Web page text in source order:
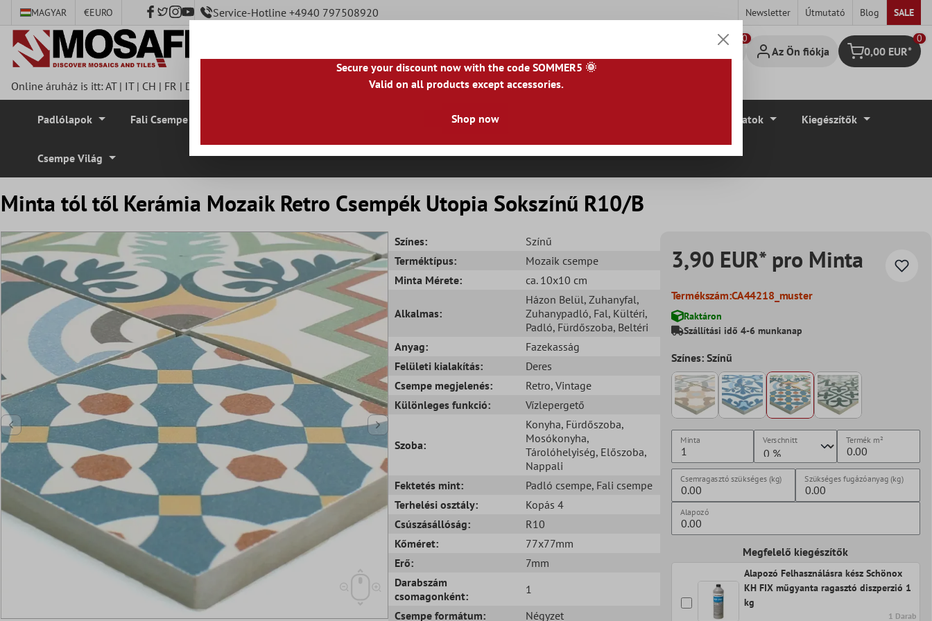
tartalomra
MAGYAR €EURO Service-Hotline +4940 797508920 Newsletter Útmutató Blog SALE
Az Ön fiókja Bevásárló kosár
0
0,00 EUR*
Online áruház is itt:AT| IT| CH | FR | DE |PL|PT|FI|GR|RO|NO|HU|BG|HR|
Padlólapok Fali Csempe Teraszlapok Padlóburkolatok Kiegészítők
Csempe Világ
Minta tól től Kerámia Mozaik Retro Csempék Utopia Sokszínű R10/B
Színes:
Színű
Terméktípus:
Mozaik csempe
Minta Mérete:
ca. 10x10 cm
Alkalmas:
Házon Belül, Zuhanyfal,
Zuhanypadló, Fal, Kültéri,
Padló, Fürdőszoba, Beltéri
Anyag:
Fazekasság
Felületi kialakítás:
Deres
Csempe megjelenés:
Retro, Vintage
Különleges funkció:
Vízlepergető
Szoba:
Konyha, Fürdőszoba,
Mosókonyha,
Tárolóhelyiség, Előszoba,
Nappali
Fektetés mint:
Padló csempe, Fali csempe
Terhelési osztály:
Kopás 4
Csúszásállóság:
R10
Kőméret:
77x77mm
Erő:
7mm
Darabszám
csomagonként:
1
Csempe formátum:
Négyzet
3,90 EUR* pro Minta
Termékszám:CA44218_muster
Raktáron
Szállítási idő 4-6 munkanap
Színes: Színű
Minta Verschnitt Termék m²
Csemragasztó szükséges (kg) Szükséges fugázóanyag (kg)
Alapozó
Megfelelő kiegészítők
Alapozó Felhasználásra kész Schönox
KH FIX műgyanta ragasztó diszperzió 1
kg
1 Darab
Secure your discount now with the code SOMMER5 🌞
Valid on all products except accessories.
Shop now